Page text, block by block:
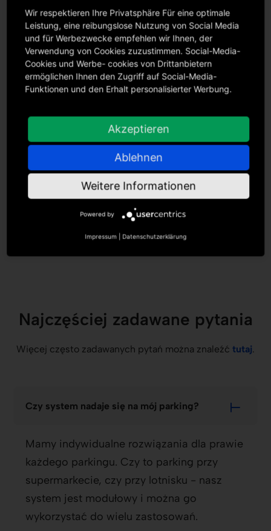
Chętnie pomożemy!
Umów się na bezpłatną konsultację z jednym z naszych
Kontakt
Najczęściej zadawane pytania
Więcej często zadawanych pytań można znaleźć tutaj.
Czy system nadaje się na mój parking?
Mamy indywidualne rozwiązania dla prawie
każdego parkingu. Czy to parking przy
supermarkecie, czy przy lotnisku - nasz
system jest modułowy i można go
wykorzystać do wielu zastosowań.
Wir respektieren Ihre Privatsphäre Für eine optimale
Leistung, eine reibungslose Nutzung von Social Media
und für Werbezwecke empfehlen wir Ihnen, der
Verwendung von Cookies zuzustimmen. Social-Media-
Cookies und Werbe- cookies von Drittanbietern
ermöglichen Ihnen den Zugriff auf Social-Media-
Funktionen und den Erhalt personalisierter Werbung.
Akzeptieren
Ablehnen
Weitere Informationen
Powered by
Impressum Datenschutzerklärung